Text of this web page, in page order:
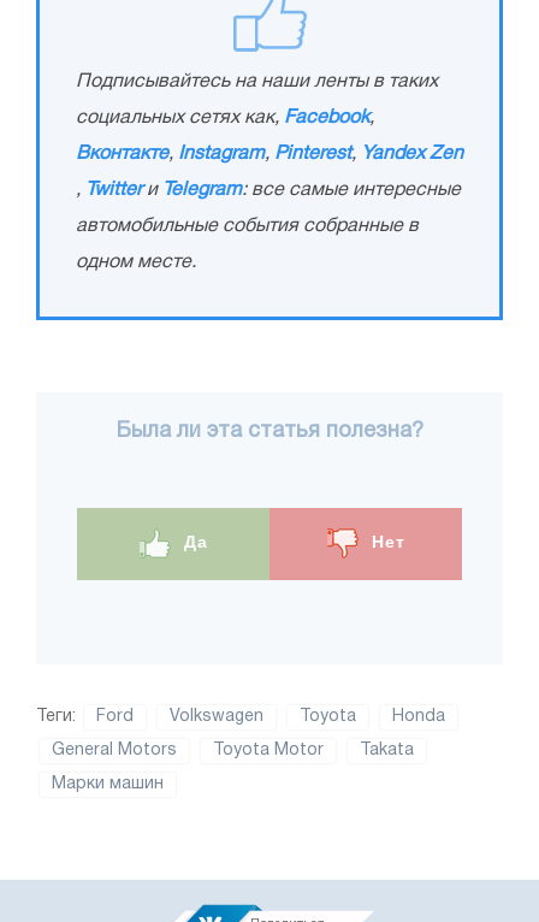
Подписывайтесь на наши ленты в таких
социальных сетях как, Facebook,
Вконтакте, Instagram, Pinterest, Yandex Zen
, Twitterи Telegram: все самые интересные
автомобильные события собранные в
одном месте.
Была ли эта статья полезна?
Да Нет
Теги: Ford Volkswagen Toyota Honda
General Motors Toyota Motor Takata
Марки машин